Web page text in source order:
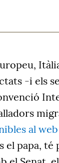
-i els
al
el papa,